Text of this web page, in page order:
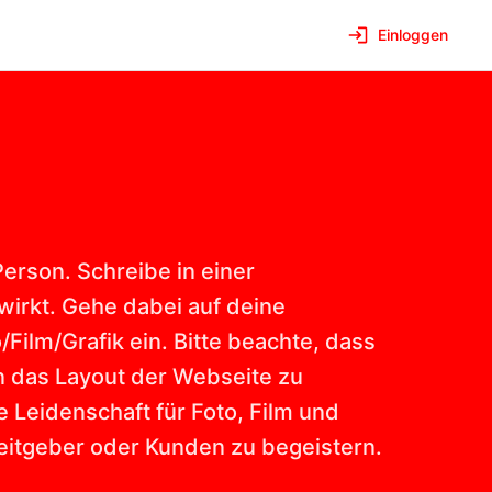
Einloggen
Schreibe in einer
Gehe dabei auf deine
Grafik ein. Bitte beachte, dass
das Layout der Webseite zu
Leidenschaft für Foto, Film und
oder Kunden zu begeistern.